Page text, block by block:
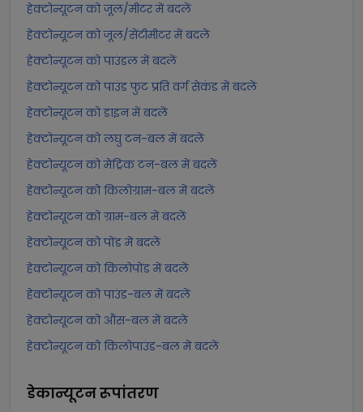
हेक्टोन्यूटन को जूल/मीटर में बदलें
हेक्टोन्यूटन को जूल/सेंटीमीटर में बदलें
हेक्टोन्यूटन को पाउंडल में बदलें
हेक्टोन्यूटन को पाउंड फुट प्रति वर्ग सेकंड में बदलें
हेक्टोन्यूटन को डाइन में बदलें
हेक्टोन्यूटन को लघु टन-बल में बदलें
हेक्टोन्यूटन को मेट्रिक टन-बल में बदलें
हेक्टोन्यूटन को किलोग्राम-बल में बदलें
हेक्टोन्यूटन को ग्राम-बल में बदलें
हेक्टोन्यूटन को पोंड में बदलें
हेक्टोन्यूटन को किलोपोंड में बदलें
हेक्टोन्यूटन को पाउंड-बल में बदलें
हेक्टोन्यूटन को औंस-बल में बदलें
हेक्टोन्यूटन को किलोपाउंड-बल में बदलें
डेकान्यूटनरूपांतरण